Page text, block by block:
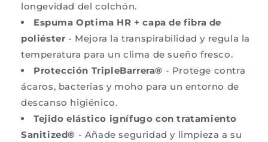
longevidad del colchón.
Espuma Optima HR + capa de fibra de
poliéster - Mejora la transpirabilidad y regula la
temperatura para un clima de sueño fresco.
Protección TripleBarrera® - Protege contra
ácaros, bacterias y moho para un entorno de
descanso higiénico.
Tejido elástico ignífugo con tratamiento
Sanitized® - Añade seguridad y limpieza a su